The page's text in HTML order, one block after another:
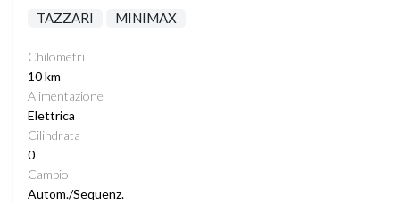
TAZZARI MINIMAX
Chilometri
10 km
Alimentazione
Elettrica
Cilindrata
0
Cambio
Autom./Sequenz.